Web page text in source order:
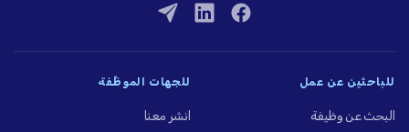
للباحثين عن عمل
البحث عن وظيفة
للجهات الموظِّفة
انشر معنا